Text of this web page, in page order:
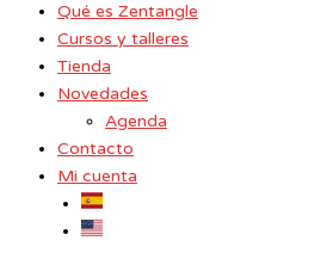
Qué es Zentangle
Cursos y talleres
Tienda
Novedades
Agenda
Contacto
Mi cuenta